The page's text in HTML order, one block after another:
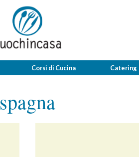
Corsi di Cucina Catering
spagna